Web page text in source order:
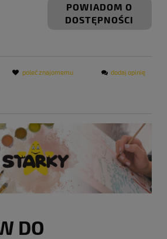
POWIADOM O
DOSTĘPNOŚCI
poleć znajomemu dodaj opinię
DO